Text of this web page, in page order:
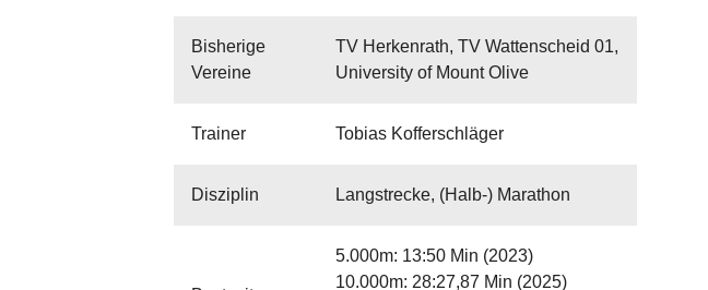
Bisherige
Vereine
TV Herkenrath, TV Wattenscheid 01,
University of Mount Olive
Trainer Tobias Kofferschläger
Disziplin Langstrecke, (Halb-) Marathon
5.000m: 13:50 Min (2023)
10.000m: 28:27,87 Min (2025)